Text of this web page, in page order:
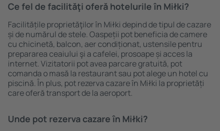
Ce fel de facilităţi oferă hotelurile în Miłki?
Facilitățile proprietăţilor în Miłki depind de tipul de cazare
și de numărul de stele. Oaspeții pot beneficia de camere
cu chicinetă, balcon, aer condiționat, ustensile pentru
prepararea ceaiului şi a cafelei, prosoape și acces la
internet. Vizitatorii pot avea parcare gratuită, pot
comanda o masă la restaurant sau pot alege un hotel cu
piscină. În plus, pot rezerva cazare în Miłki la proprietăți
care oferă transport de la aeroport.
Unde pot rezerva cazare în Miłki?